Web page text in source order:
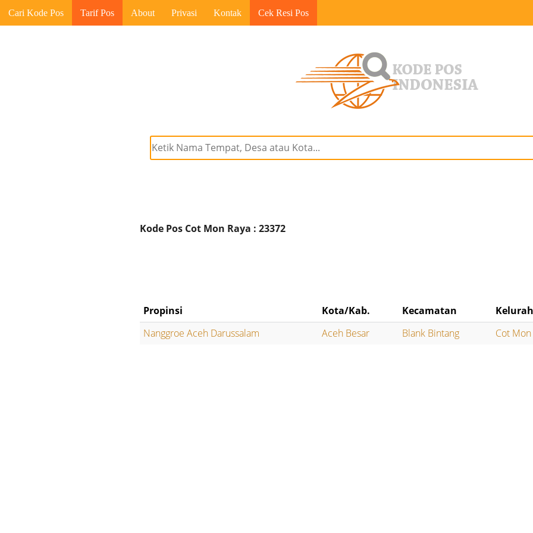
Cari Kode Pos Tarif Pos About Privasi Kontak Cek Resi Pos
Kode Pos Cot Mon Raya : 23372
Propinsi Kota/Kab. Kecamatan
Nanggroe Aceh Darussalam
Aceh Besar Blank Bintang Cot Mon